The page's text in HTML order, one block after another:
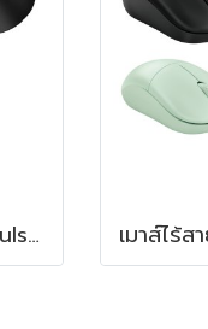
เมาส์เกมส์มิ่ง HyperX Pulsefire Haste 2 Core Wireless